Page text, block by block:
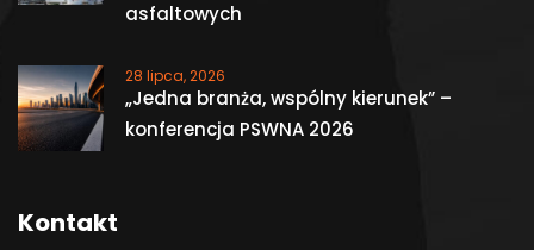
asfaltowych
28 lipca, 2026
„Jedna branża, wspólny kierunek” –
konferencja PSWNA 2026
Kontakt